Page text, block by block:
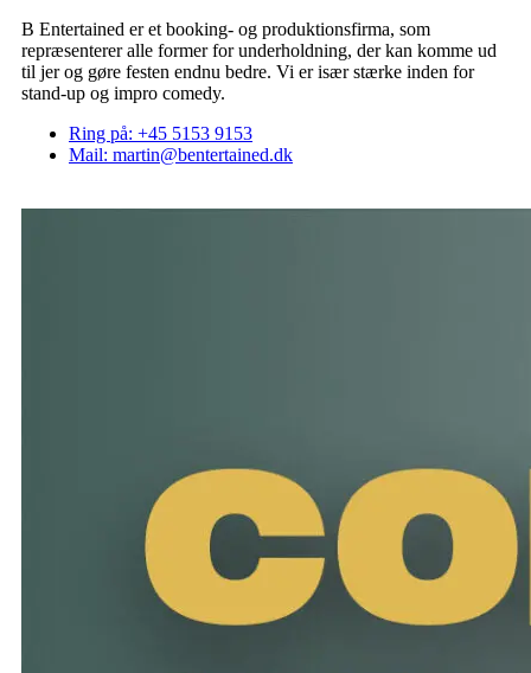
B Entertained er et booking- og produktionsfirma, som
repræsenterer alle former for underholdning, der kan komme ud
til jer og gøre festen endnu bedre. Vi er især stærke inden for
stand-up og impro comedy.
Ring på: +45 5153 9153
Mail: martin@bentertained.dk